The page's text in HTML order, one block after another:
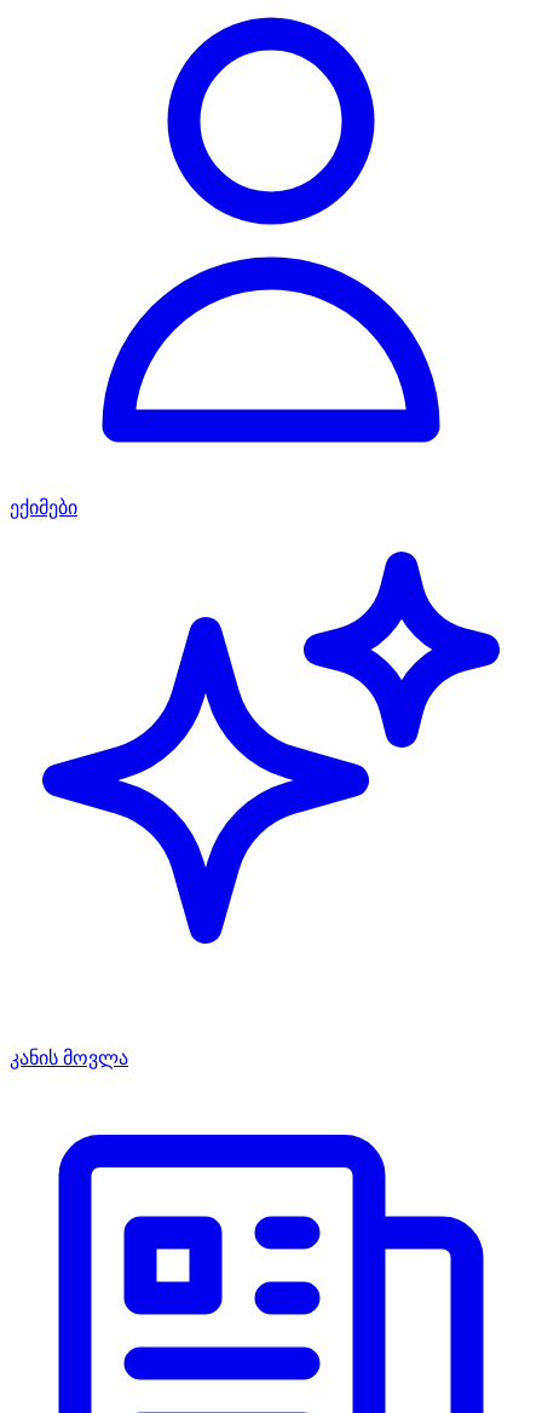
ექიმები
კანის მოვლა